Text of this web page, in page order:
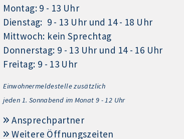
Montag: 9 - 13 Uhr
Dienstag: 9 - 13 Uhr und 14 - 18 Uhr
Mittwoch: kein Sprechtag
Donnerstag: 9 - 13 Uhr und 14 - 16 Uhr
Freitag: 9 - 13 Uhr
Einwohnermeldestelle zusätzlich
jeden 1. Sonnabend im Monat 9 - 12 Uhr
Ansprechpartner
Weitere Öffnungszeiten